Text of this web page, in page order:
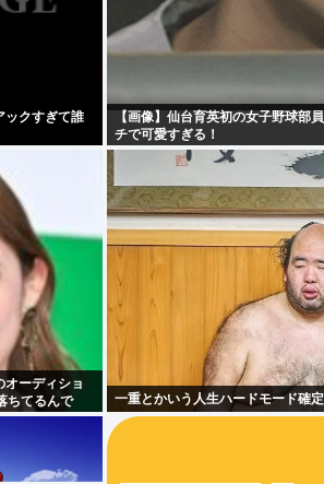
ックすぎて誰
【画像】仙台育英初の女子野球部
チで可愛すぎる！
ーディショ
ちてるんで
一重とかいう人生ハードモード確